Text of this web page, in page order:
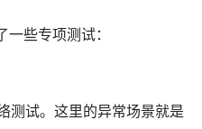
一些专项测试：
测试。这里的异常场景就是